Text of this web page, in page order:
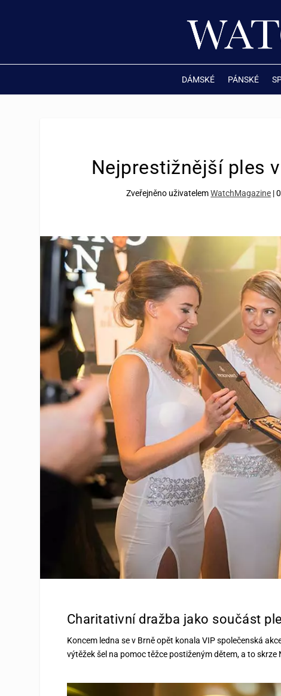
DÁMSKÉ PÁNSKÉ
Nejprestižnější ples
Zveřejněno uživatelemWatchMagazine |
Charitativní dražba jako součást
Koncem ledna se v Brně opět konala VIP společenská
výtěžek šel na pomoc těžce postiženým dětem, a to skrze